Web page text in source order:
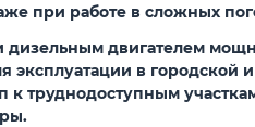
при работе в сложных
двигателем
в городской
к труднодоступным